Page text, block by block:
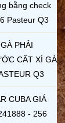
bằng check
Pasteur Q3
PHẢI
CẤT XÌ GÀ
Q3
CUBA GIÁ
- 256